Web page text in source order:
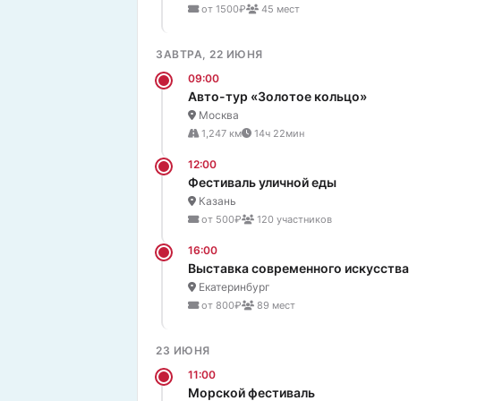
от 1500₽ 45 мест
ЗАВТРА, 22 ИЮНЯ
09:00
Авто-тур «Золотое кольцо»
Москва
1,247 км 14ч 22мин
12:00
Фестиваль уличной еды
Казань
от 500₽ 120 участников
16:00
Выставка современного искусства
Екатеринбург
от 800₽ 89 мест
23 ИЮНЯ
11:00
Морской фестиваль